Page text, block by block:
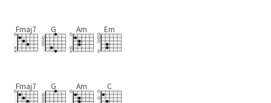
Fmaj7 G Am Em
Fmaj7 G Am C